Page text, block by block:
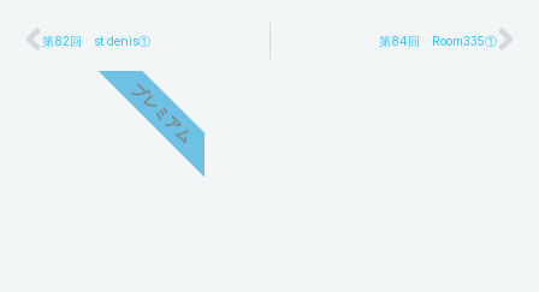
Prev
第82回 st denis① 第84回 Room335①
プレミアム